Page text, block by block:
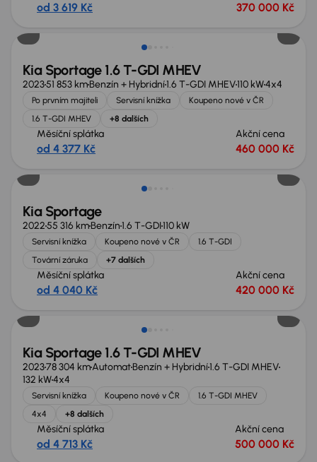
od 3 619 Kč 370 000 Kč
Možnost odpočtu DPH
Kia Sportage 1.6 T-GDI MHEV
202351 853 kmBenzín + Hybridní1.6 T-GDI MHEV110 kW4x4
Po prvním majiteli Servisní knížka
Koupeno nové v ČR
1.6 T-GDI MHEV
+8 dalších
Měsíční splátka
od 4 377 Kč
Akční cena
460 000 Kč
Kia Sportage
202255 316 kmBenzín1.6 T-GDI110 kW
Servisní knížka Koupeno nové v ČR
1.6 T-GDI
Tovární záruka
+7 dalších
Měsíční splátka
od 4 040 Kč
Akční cena
420 000 Kč
Nově v nabídce
Kia Sportage 1.6 T-GDI MHEV
202378 304 kmAutomatBenzín + Hybridní1.6 T-GDI MHEV
132 kW4x4
Servisní knížka Koupeno nové v ČR
1.6 T-GDI MHEV
4x4
+8 dalších
Měsíční splátka
od 4 713 Kč
Akční cena
500 000 Kč